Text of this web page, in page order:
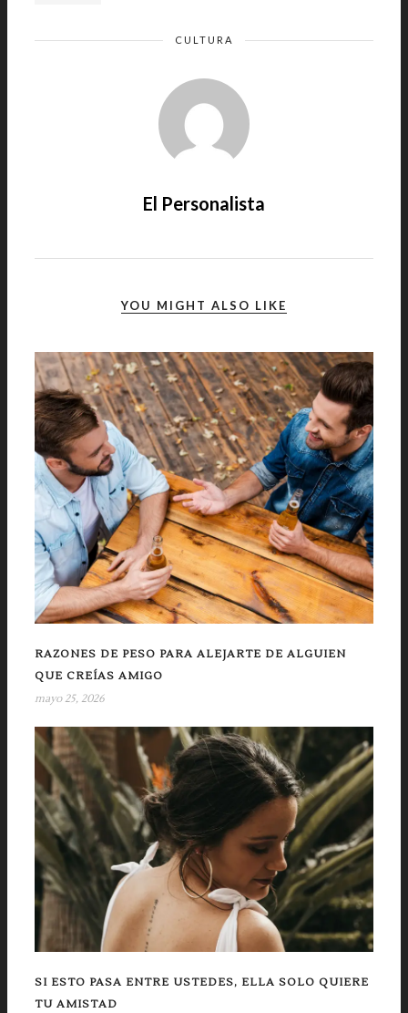
CULTURA
El Personalista
YOU MIGHT ALSO LIKE
RAZONES DE PESO PARA ALEJARTE DE ALGUIEN
QUE CREÍAS AMIGO
mayo 25, 2026
SI ESTO PASA ENTRE USTEDES, ELLA SOLO QUIERE
TU AMISTAD